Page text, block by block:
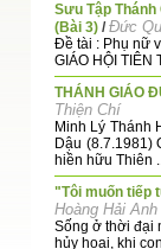
Sưu Tập
(Bài 3) /Đức
Đề tài : Phụ nữ
GIÁO HỘI TIÊN
THÁNH GIÁO
Thiện Chí
Minh Lý Thánh
Dậu
hiền hữu Thiên
"Tôi muốn tiếp
Hoàng Hải Anh
Sống ở thời đại
hủy hoại, khi